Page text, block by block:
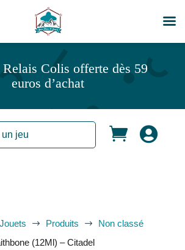
Colis offerte dès 59
euros d’achat
 
$ Produits $ Non classé
(12Ml) – Citadel